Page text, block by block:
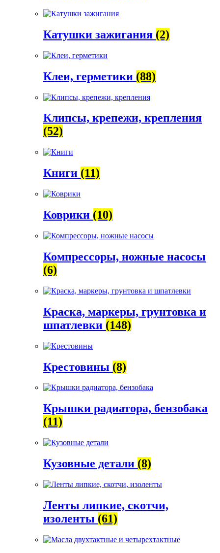
Катушки зажигания (2)
Клеи, герметики (88)
Клипсы, крепежи, крепления
(52)
Книги (11)
Коврики (10)
Компрессоры, ножные насосы
(6)
Краска, маркеры, грунтовка и
шпатлевки (148)
Крестовины (8)
Крышки радиатора, бензобака
(11)
Кузовные детали (8)
Ленты липкие, скотчи,
изоленты (61)